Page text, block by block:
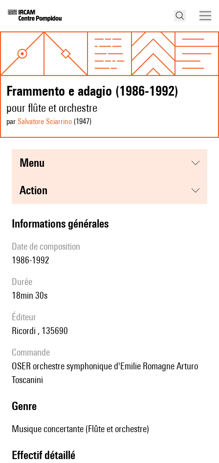
Frammento e adagio (1986-1992)
pour flûte et orchestre
par Salvatore Sciarrino (1947)
menu
action
informations générales
date de composition
1986-1992
durée
18min 30s
éditeur
Ricordi , 135690
Commande
OSER orchestre symphonique d'Emilie Romagne Arturo
Toscanini
genre
Musique concertante (Flûte et orchestre)
effectif détaillé